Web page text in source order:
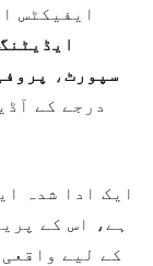
ایفیکٹس
سپورٹ،
درجے کے
ہے، اس کے
کے لیے